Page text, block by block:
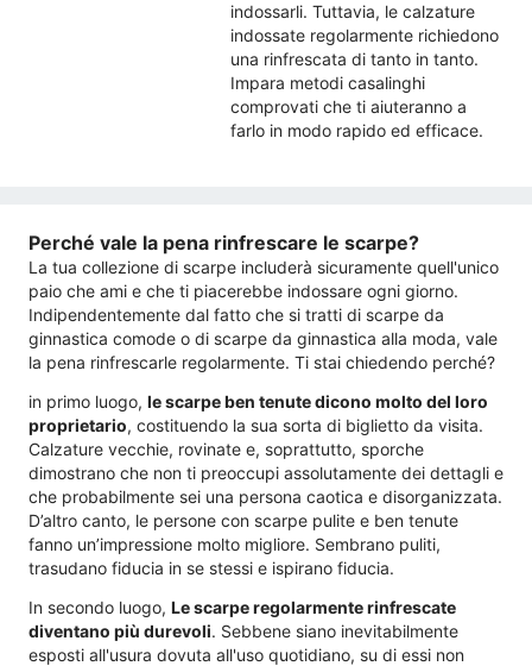
indossarli. Tuttavia, le calzature
indossate regolarmente richiedono
una rinfrescata di tanto in tanto.
Impara metodi casalinghi
comprovati che ti aiuteranno a
farlo in modo rapido ed efficace.
Perché vale la pena rinfrescare le scarpe?
La tua collezione di scarpe includerà sicuramente quell'unico
paio che ami e che ti piacerebbe indossare ogni giorno.
Indipendentemente dal fatto che si tratti di scarpe da
ginnastica comode o di scarpe da ginnastica alla moda, vale
la pena rinfrescarle regolarmente. Ti stai chiedendo perché?
in primo luogo, le scarpe ben tenute dicono molto del loro
proprietario, costituendo la sua sorta di biglietto da visita.
Calzature vecchie, rovinate e, soprattutto, sporche
dimostrano che non ti preoccupi assolutamente dei dettagli e
che probabilmente sei una persona caotica e disorganizzata.
D’altro canto, le persone con scarpe pulite e ben tenute
fanno un’impressione molto migliore. Sembrano puliti,
trasudano fiducia in se stessi e ispirano fiducia.
In secondo luogo, Le scarpe regolarmente rinfrescate
diventano più durevoli. Sebbene siano inevitabilmente
esposti all'usura dovuta all'uso quotidiano, su di essi non